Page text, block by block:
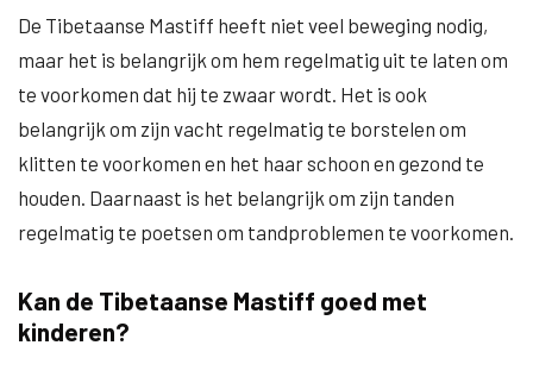
De Tibetaanse Mastiff heeft niet veel beweging nodig,
maar het is belangrijk om hem regelmatig uit te laten om
te voorkomen dat hij te zwaar wordt. Het is ook
belangrijk om zijn vacht regelmatig te borstelen om
klitten te voorkomen en het haar schoon en gezond te
houden. Daarnaast is het belangrijk om zijn tanden
regelmatig te poetsen om tandproblemen te voorkomen.
Kan de Tibetaanse Mastiff goed met
kinderen?